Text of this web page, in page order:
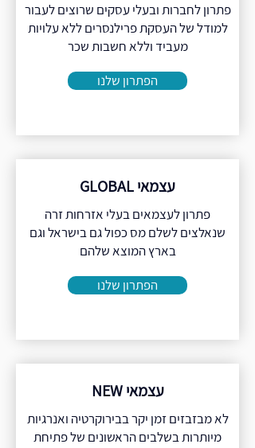
פתרון לחברות ובעלי עסקים שרוצים לעבור
למודל של העסקת פרילנסרים ללא עלויות
מעביד וללא חשבות שכר
הפתרון שלנו
עצמאי GLOBAL
פתרון לעצמאים בעלי אזרחות זרה
שנאלצים לשלם מס כפול גם בישראל וגם
בארץ המוצא שלהם
הפתרון שלנו
עצמאי NEW
לא מבזבזים זמן יקר בבירוקרטיה ואנרגיות
מיותרות בשלבים הראשונים של פתיחת